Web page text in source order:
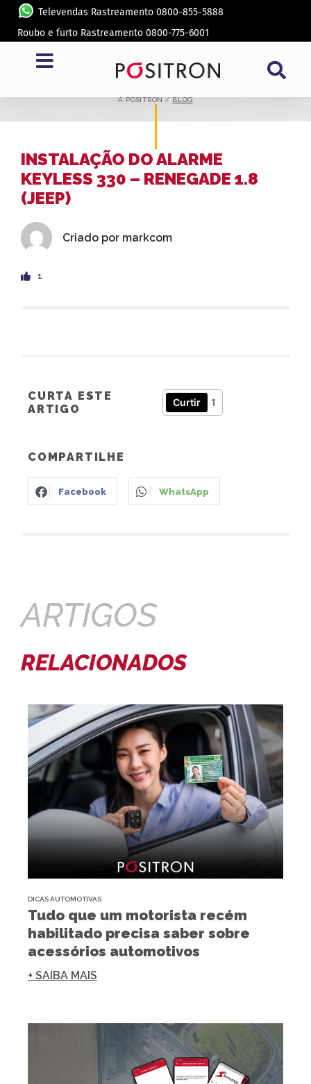
Televendas Rastreamento 0800-855-5888
Roubo e furto Rastreamento 0800-775-6001
BLOG
A PÓSITRON /BLOG
INSTALAÇÃO DO ALARME
KEYLESS 330 – RENEGADE 1.8
(JEEP)
Criado por markcom
1
CURTA ESTE
ARTIGO
Curtir 1
COMPARTILHE
Facebook WhatsApp
ARTIGOS
RELACIONADOS
DICAS AUTOMOTIVAS
Tudo que um motorista recém
habilitado precisa saber sobre
acessórios automotivos
+ SAIBA MAIS